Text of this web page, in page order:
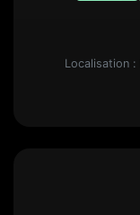
Localisation :